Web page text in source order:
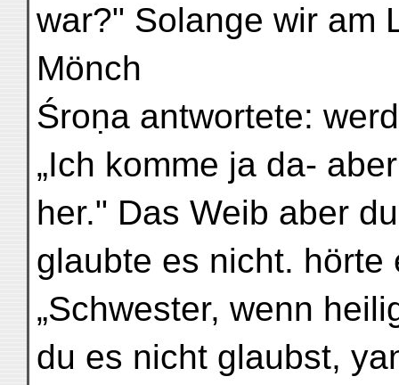
war?" Solange wir am
Mönch
Śroṇa antwortete:
„Ich komme ja da-
her." Das Weib aber
glaubte es nicht. hörte
„Schwester, wenn
du es nicht glaubst,